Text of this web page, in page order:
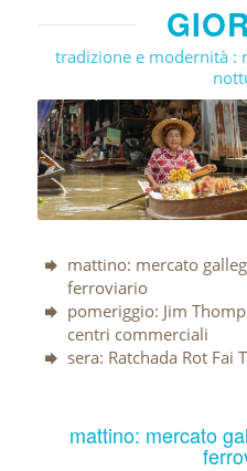
tradizione e modernità :
mattino: mercato
ferroviario
pomeriggio: Jim
centri commerciali
sera: Ratchada Rot Fai
mattino: mercato